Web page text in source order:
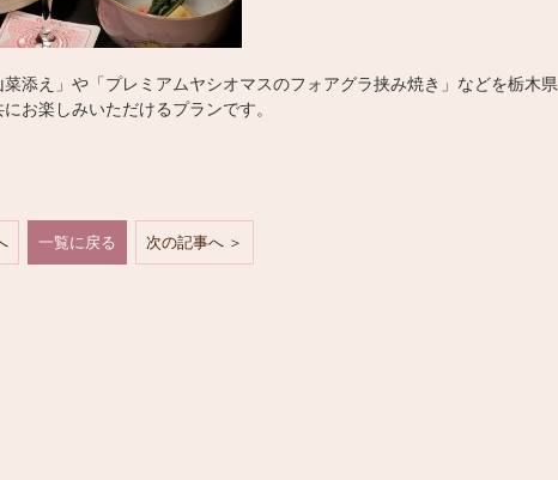
添え」や「プレミアムヤシオマスのフォアグラ挟み焼き」などを栃木県
お楽しみいただけるプランです。
一覧に戻る 次の記事へ